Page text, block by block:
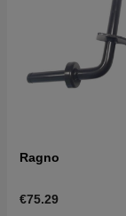
Ragno
€75.29